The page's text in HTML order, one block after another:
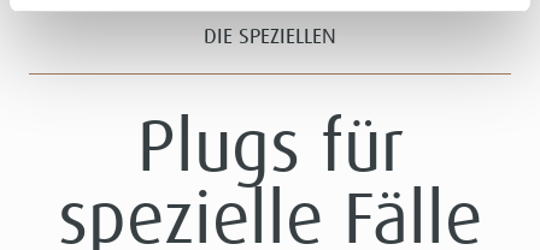
DIE SPEZIELLEN
Plugs für
spezielle Fälle